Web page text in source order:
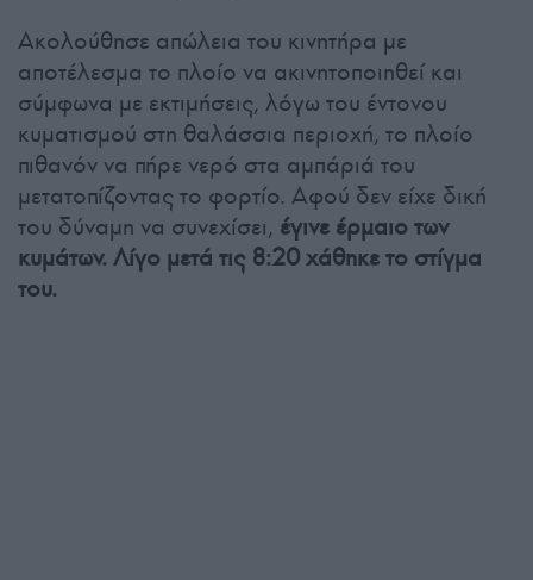
Ακολούθησε απώλεια του κινητήρα με
αποτέλεσμα το πλοίο να ακινητοποιηθεί και
σύμφωνα με εκτιμήσεις, λόγω του έντονου
κυματισμού στη θαλάσσια περιοχή, το πλοίο
πιθανόν να πήρε νερό στα αμπάριά του
μετατοπίζοντας το φορτίο. Αφού δεν είχε δική
του δύναμη να συνεχίσει, έγινε έρμαιο των
κυμάτων. Λίγο μετά τις 8:20 χάθηκε το στίγμα
του.